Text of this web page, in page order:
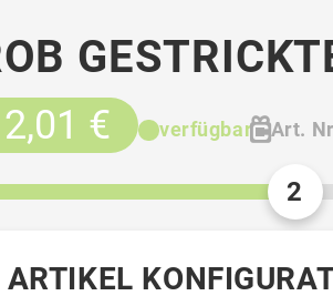
2,01 € verfügbar Art.
2